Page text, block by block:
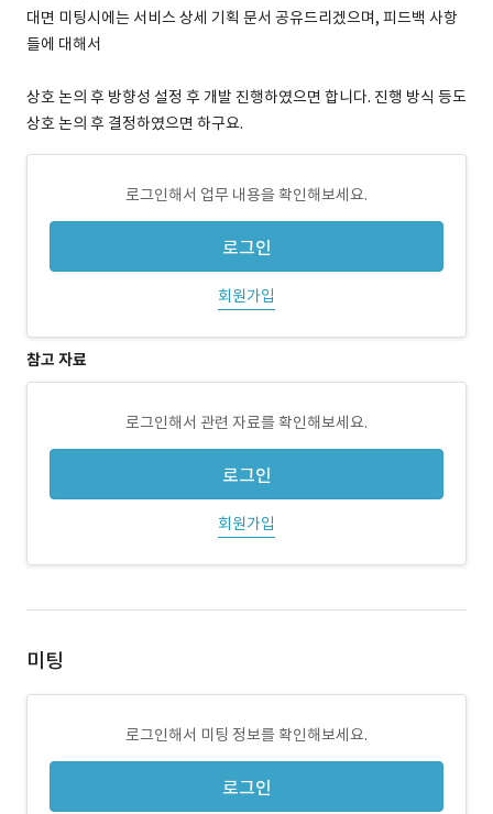
대면 미팅시에는 서비스 상세 기획 문서 공유드리겠으며, 피드백 사항
들에 대해서
상호 논의 후 방향성 설정 후 개발 진행하였으면 합니다. 진행 방식 등도
상호 논의 후 결정하였으면 하구요.
로그인해서 업무 내용을 확인해보세요.
로그인
회원가입
참고 자료
로그인해서 관련 자료를 확인해보세요.
로그인
회원가입
미팅
로그인해서 미팅 정보를 확인해보세요.
로그인